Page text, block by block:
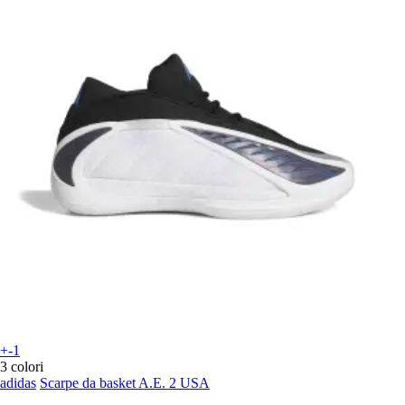
+-1
3 colori
adidas Scarpe da basket A.E. 2 USA